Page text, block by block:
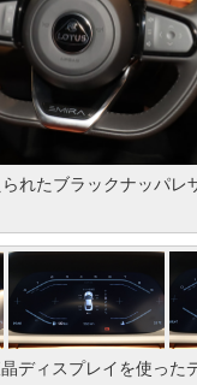
れたブラックナッパレ
ディスプレイを使った